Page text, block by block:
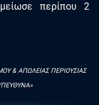
περίπου 2
& ΑΠΩΛΕΙΑΣ ΠΕΡΙΟΥΣΙΑΣ